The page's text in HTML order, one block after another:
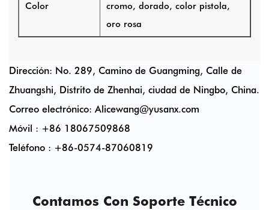
Color
cromo, dorado, color pistola,
oro rosa
Dirección: No. 289, Camino de Guangming, Calle de
Zhuangshi, Distrito de Zhenhai, ciudad de Ningbo, China.
Correo electrónico: Alicewang@yusanx.com
Móvil : +86 18067509868
Teléfono : +86-0574-87060819
Contamos Con Soporte Técnico